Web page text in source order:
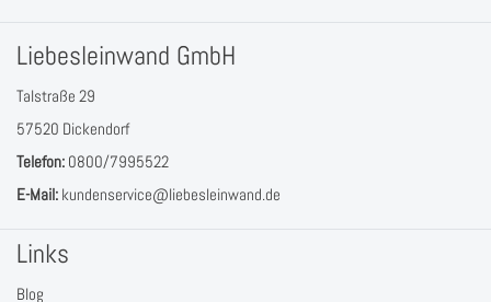
Liebesleinwand GmbH
Talstraße 29
57520 Dickendorf
Telefon: 0800/7995522
E-Mail: kundenservice@liebesleinwand.de
Links
Blog